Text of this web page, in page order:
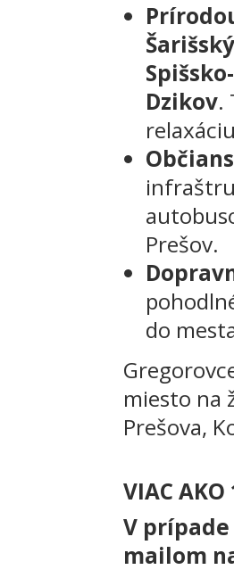
Dzikov.
Prešov.
do
miesto na
Prešova,
VIAC AKO
V
mailom